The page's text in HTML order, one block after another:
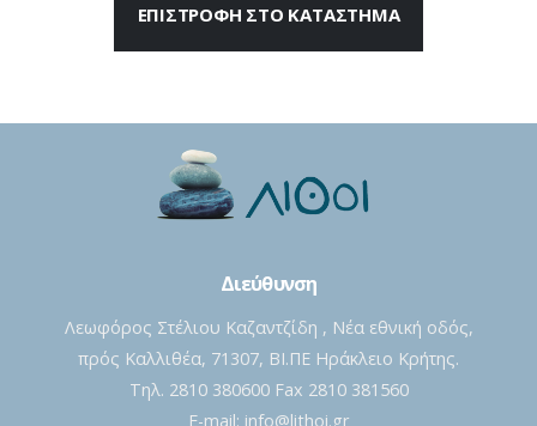
ΕΠΙΣΤΡΟΦΉ ΣΤΟ ΚΑΤΆΣΤΗΜΑ
Διεύθυνση
Λεωφόρος Στέλιου Καζαντζίδη , Νέα εθνική οδός,
πρός Καλλιθέα, 71307, ΒΙ.ΠΕ Ηράκλειο Κρήτης.
Τηλ. 2810 380600 Fax 2810 381560
E-mail: info@lithoi.gr